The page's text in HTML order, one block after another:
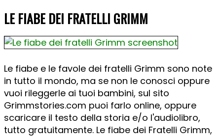
LE FIABE DEI FRATELLI GRIMM
Le fiabe e le favole dei fratelli Grimm sono note
in tutto il mondo, ma se non le conosci oppure
vuoi rileggerle ai tuoi bambini, sul sito
Grimmstories.com puoi farlo online, oppure
scaricare il testo della storia e/o l'audiolibro,
tutto gratuitamente. Le fiabe dei Fratelli Grimm,